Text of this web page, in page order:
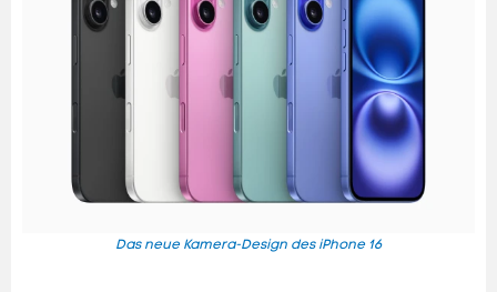
Das neue Kamera-Design des iPhone 16